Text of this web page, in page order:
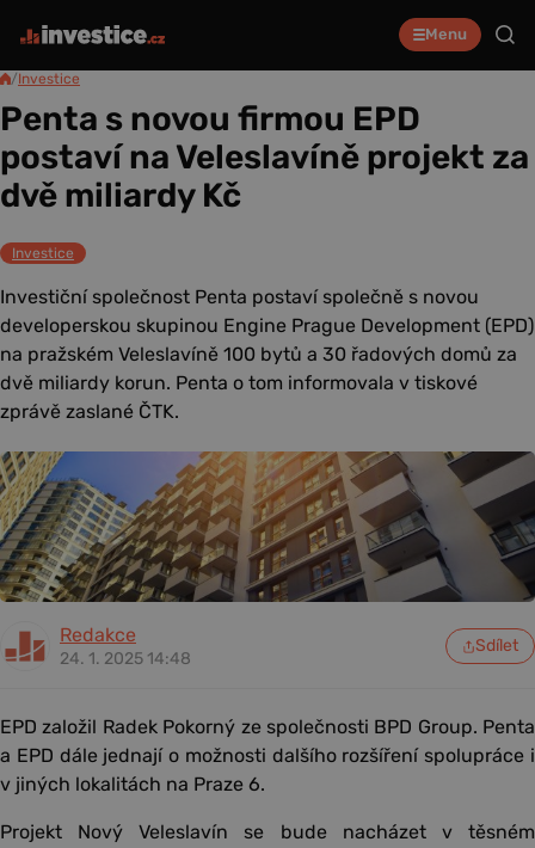
Menu
/Investice
Penta s novou firmou EPD
postaví na Veleslavíně projekt za
dvě miliardy Kč
Investice
Investiční společnost Penta postaví společně s novou
developerskou skupinou Engine Prague Development (EPD)
na pražském Veleslavíně 100 bytů a 30 řadových domů za
dvě miliardy korun. Penta o tom informovala v tiskové
zprávě zaslané ČTK.
Redakce
24. 1. 2025 14:48
Sdílet
EPD založil Radek Pokorný ze společnosti BPD Group. Penta
a EPD dále jednají o možnosti dalšího rozšíření spolupráce i
v jiných lokalitách na Praze 6.
Projekt Nový Veleslavín se bude nacházet v těsném